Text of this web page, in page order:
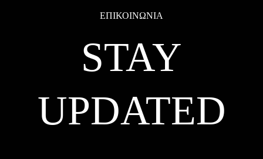
ΕΠΙΚΟΙΝΩΝΙΑ
STAY
UPDATED